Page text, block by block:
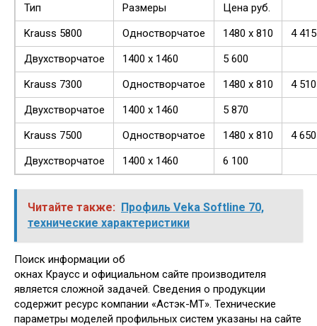
Двухстворчатое
1400 х 1460 5 910
Тип
Размеры
Цена руб.
Krauss 5800
Одностворчатое 1480 x 810
4 415
Двухстворчатое
1400 х 1460
5 600
Krauss 7300
Одностворчатое 1480 x 810
4 510
Двухстворчатое
1400 х 1460
5 870
Krauss 7500
Одностворчатое 1480 x 810
4 650
Двухстворчатое
1400 х 1460 6 100
Читайте также: Профиль Veka Softline 70,
технические характеристики
Поиск информации об
окнах Краусс и официальном сайте производителя
является сложной задачей. Сведения о продукции
содержит ресурс компании «Астэк-МТ». Технические
параметры моделей профильных систем указаны на сайте